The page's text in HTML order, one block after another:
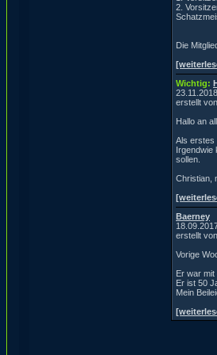
2.
Die
Wichtig:
erstellt
Hallo an
Als erstes
Irgendwie
sollen.
Christian,
Baerney
erstellt
Vorige
Er war
Er ist 50
Mein